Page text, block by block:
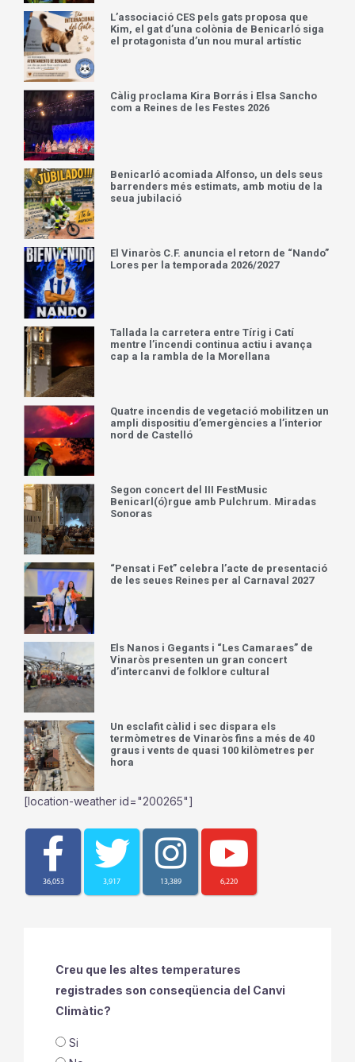
L’associació CES pels gats proposa que
Kim, el gat d’una colònia de Benicarló siga
el protagonista d’un nou mural artístic
Càlig proclama Kira Borrás i Elsa Sancho
com a Reines de les Festes 2026
Benicarló acomiada Alfonso, un dels seus
barrenders més estimats, amb motiu de la
seua jubilació
El Vinaròs C.F. anuncia el retorn de “Nando”
Lores per la temporada 2026/2027
Tallada la carretera entre Tírig i Catí
mentre l’incendi continua actiu i avança
cap a la rambla de la Morellana
Quatre incendis de vegetació mobilitzen un
ampli dispositiu d’emergències a l’interior
nord de Castelló
Segon concert del III FestMusic
Benicarl(ó)rgue amb Pulchrum. Miradas
Sonoras
“Pensat i Fet” celebra l’acte de presentació
de les seues Reines per al Carnaval 2027
Els Nanos i Gegants i “Les Camaraes” de
Vinaròs presenten un gran concert
d’intercanvi de folklore cultural
Un esclafit càlid i sec dispara els
termòmetres de Vinaròs fins a més de 40
graus i vents de quasi 100 kilòmetres per
hora
[location-weather id="200265"]
36,053 3,917 13,389 6,220
Creu que les altes temperatures
registrades son conseqüencia del Canvi
Climàtic?
Si